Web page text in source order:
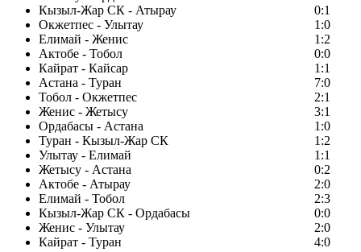
Кызыл-Жар СК - Атырау
0:1
Окжетпес - Улытау
1:0
Елимай - Женис
1:2
Актобе - Тобол
0:0
Кайрат - Кайсар
1:1
Астана - Туран
7:0
Тобол - Окжетпес
2:1
Женис - Жетысу
3:1
Ордабасы - Астана
1:0
Туран - Кызыл-Жар СК
1:2
Улытау - Елимай
1:1
Жетысу - Астана
0:2
Актобе - Атырау
2:0
Елимай - Тобол
2:3
Кызыл-Жар СК - Ордабасы
0:0
Женис - Улытау
2:0
Кайрат - Туран
4:0